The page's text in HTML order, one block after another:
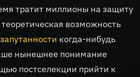
тратит миллионы на защиту
возможность
когда-нибудь
нынешнее понимание
постселекции прийти к